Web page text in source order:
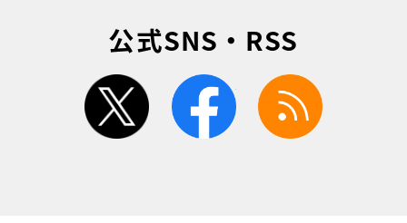
公式SNS・RSS
twitter facebook